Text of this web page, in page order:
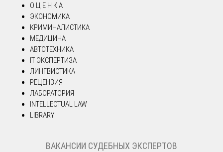
О Ц Е Н К А
ЭКОНОМИКА
КРИМИНАЛИСТИКА
МЕДИЦИНА
АВТОТЕХНИКА
IT ЭКСПЕРТИЗА
ЛИНГВИСТИКА
РЕЦЕНЗИЯ
ЛАБОРАТОРИЯ
INTELLECTUAL LAW
LIBRARY
ВАКАНСИИ СУДЕБНЫХ ЭКСПЕРТОВ